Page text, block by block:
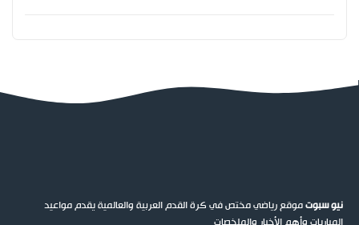
نيو سبوتموقع رياضي مختص في كرة القدم العربية والعالمية يقدم مواعيد